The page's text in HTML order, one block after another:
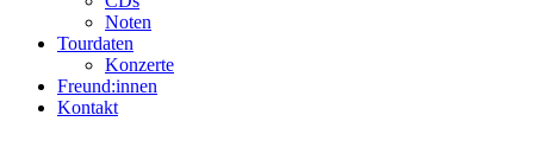
Noten
Tourdaten
Konzerte
Freund:innen
Kontakt